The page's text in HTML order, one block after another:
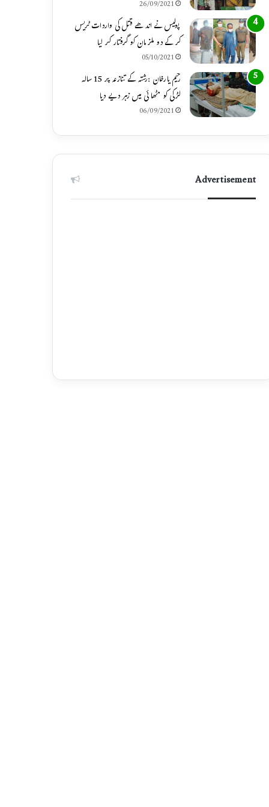
26/09/2021
پولیس نے اندھے قتل کی واردات ٹریس
کر کے دو ملزمان کو گرفتار کر لیا
05/10/2021
رحیم یارخان :رشتہ کے تنازعہ پر 15 سالہ
لڑکی کو مٹھائی میں زہر دیے دیا
06/09/2021
Advertisement